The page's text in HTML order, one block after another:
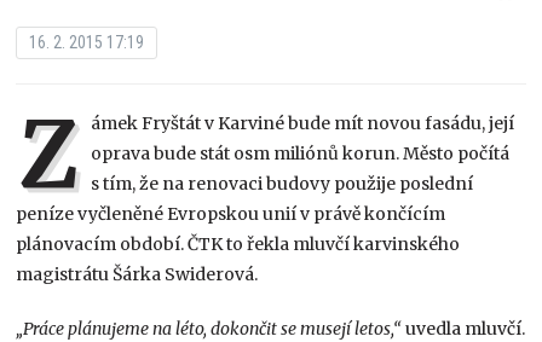
16. 2. 2015 17:19
Z ámek Fryštát v Karviné bude mít novou fasádu, její
oprava bude stát osm miliónů korun. Město počítá
s tím, že na renovaci budovy použije poslední
peníze vyčleněné Evropskou unií v právě končícím
plánovacím období. ČTK to řekla mluvčí karvinského
magistrátu Šárka Swiderová.
„Práce plánujeme na léto, dokončit se musejí letos,“uvedla mluvčí.